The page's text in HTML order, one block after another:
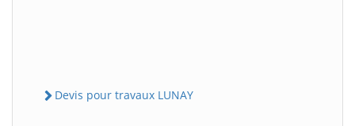
Devis pour travaux LUNAY